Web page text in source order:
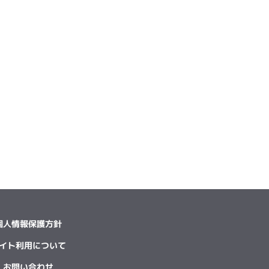
人情報保護方針
ト利用について
お問い合わせ